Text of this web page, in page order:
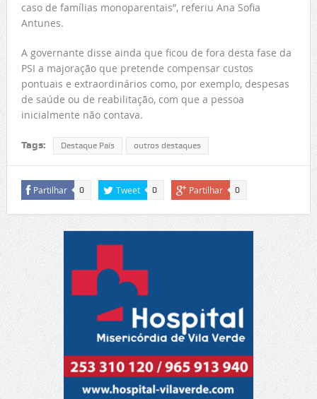
caso de famílias monoparentais”, referiu Ana Sofia
Antunes.
A governante disse ainda que ficou de fora desta fase da
PSI a majoração que pretende compensar custos
pontuais e extraordinários como, por exemplo, despesas
de saúde ou de reabilitação, com que a pessoa
inicialmente não contava.
Tags: Destaque País outros destaques
Partilhar 0 Tweet 0 Partilhar 0